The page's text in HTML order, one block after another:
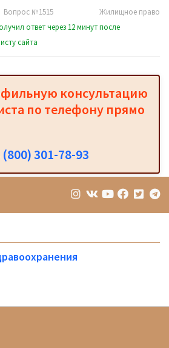
Вопрос №1515
Жилищное право
ответ через 12 минут после
сайта
консультацию
по телефону прямо
(800) 301-78-93